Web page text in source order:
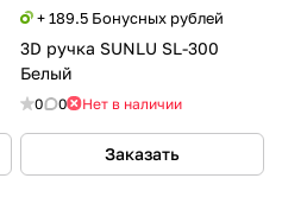
+ 189.5 Бонусных рублей
3D ручка SUNLU SL-300
Белый
0 0 Нет в наличии
Заказать